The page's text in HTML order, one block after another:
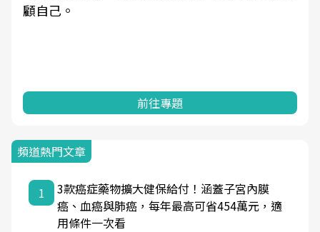
顧自己。
前往專題
頻道熱門文章
1
3款癌症藥物擴大健保給付！涵蓋子宮內膜
癌、血癌與肺癌，每年最高可省454萬元，適
用條件一次看